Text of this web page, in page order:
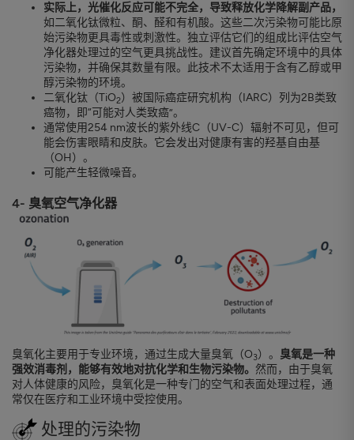
实际上，光催化反应可能不完全，导致释放化学降解副产品，
如二氧化钛微粒、酮、醛和有机酸。这些二次污染物可能比原
始污染物更具毒性或刺激性。独立评估它们的组成比评估空气
净化器处理过的空气更具挑战性。建议首先确定环境中的具体
污染物，并确保其数量有限。此技术不太适用于含有乙醇或甲
醇污染物的环境。
二氧化钛（TiO2）被国际癌症研究机构（IARC）列为2B类致
癌物，即“可能对人类致癌”。
通常使用254 nm波长的紫外线C（UV-C）辐射不可见，但可
能会伤害眼睛和皮肤。它会发出对健康有害的羟基自由基
（OH）。
可能产生轻微噪音。
4- 臭氧空气净化器
臭氧化主要用于专业环境，通过生成大量臭氧（O3）。 臭氧是一种
强效消毒剂，能够有效地对抗化学和生物污染物。 然而，由于臭氧
对人体健康的风险，臭氧化是一种专门的空气和表面处理过程，通
常仅在医疗和工业环境中受控使用。
处理的污染物